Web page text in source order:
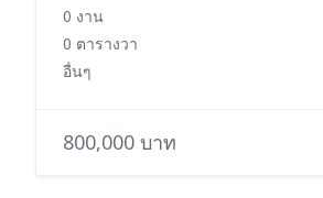
0 งาน
0 ตารางวา
อื่นๆ
800,000 บาท